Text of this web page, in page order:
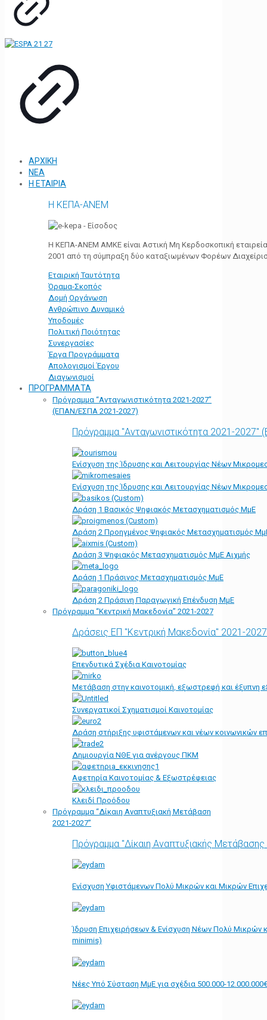
ΑΡΧΙΚΗ
ΝΕΑ
Η ΕΤΑΙΡΙΑ
Η ΚΕΠΑ-ΑΝΕΜ
Η ΚΕΠΑ-ΑΝΕΜ ΑΜΚΕ είναι Αστική Μη Κερδοσκοπική
2001 από τη σύμπραξη δύο καταξιωμένων Φορέων
Εταιρική Ταυτότητα
Όραμα-Σκοπός
Δομή Οργάνωση
Ανθρώπινο Δυναμικό
Υποδομές
Πολιτική Ποιότητας
Συνεργασίες
Έργα Προγράμματα
Απολογισμοί Έργου
Διαγωνισμοί
ΠΡΟΓΡΑΜΜΑΤΑ
Πρόγραμμα “Ανταγωνιστικότητα 2021-2027”
(ΕΠΑΝ/ΕΣΠΑ 2021-2027)
Πρόγραμμα "Ανταγωνιστικότητα 2021-
Ενίσχυση της Ίδρυσης και Λειτουργίας Νέων
Ενίσχυση της Ίδρυσης και Λειτουργίας Νέων
Δράση 1 Βασικός Ψηφιακός Μετασχηματισμός ΜμΕ
Δράση 2 Προηγμένος Ψηφιακός Μετασχηματισμός
Δράση 3 Ψηφιακός Μετασχηματισμός ΜμΕ Αιχμής
Δράση 1 Πράσινος Μετασχηματισμός ΜμΕ
Δράση 2 Πράσινη Παραγωγική Επένδυση ΜμΕ
Πρόγραμμα “Κεντρική Μακεδονία” 2021-2027
Δράσεις ΕΠ "Κεντρική Μακεδονία" 2021-2027
Επενδυτικά Σχέδια Καινοτομίας
Μετάβαση στην καινοτομική, εξωστρεφή και έξυπνη
Συνεργατικοί Σχηματισμοί Καινοτομίας
Δράση στήριξης υφιστάμενων και νέων κοινωνικών
Δημιουργία ΝΘΕ για ανέργους ΠΚΜ
Αφετηρία Kαινοτομίας & Εξωστρέφειας
Κλειδί Προόδου
Πρόγραμμα “Δίκαιη Αναπτυξιακή Μετάβαση
2021-2027”
Πρόγραμμα "Δίκαιη Αναπτυξιακής
Ενίσχυση Υφιστάμενων Πολύ Μικρών και Μικρών
Ίδρυση Επιχειρήσεων & Ενίσχυση Νέων Πολύ Μικρών
minimis)
Νέες Υπό Σύσταση ΜμΕ για σχέδια 500.000-